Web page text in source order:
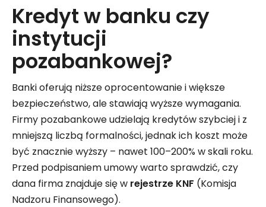
Kredyt w banku czy
instytucji
pozabankowej?
Banki oferują niższe oprocentowanie i większe
bezpieczeństwo, ale stawiają wyższe wymagania.
Firmy pozabankowe udzielają kredytów szybciej i z
mniejszą liczbą formalności, jednak ich koszt może
być znacznie wyższy – nawet 100–200% w skali roku.
Przed podpisaniem umowy warto sprawdzić, czy
dana firma znajduje się w rejestrze KNF (Komisja
Nadzoru Finansowego).